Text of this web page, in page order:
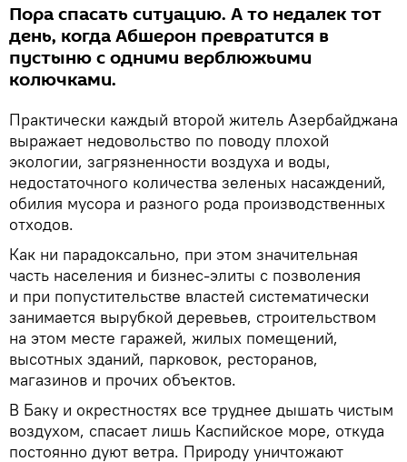
Пора спасать ситуацию. А то недалек тот
день, когда Абшерон превратится в
пустыню с одними верблюжьими
колючками.
Практически каждый второй житель Азербайджана
выражает недовольство по поводу плохой
экологии, загрязненности воздуха и воды,
недостаточного количества зеленых насаждений,
обилия мусора и разного рода производственных
отходов.
Как ни парадоксально, при этом значительная
часть населения и бизнес-элиты с позволения
и при попустительстве властей систематически
занимается вырубкой деревьев, строительством
на этом месте гаражей, жилых помещений,
высотных зданий, парковок, ресторанов,
магазинов и прочих объектов.
В Баку и окрестностях все труднее дышать чистым
воздухом, спасает лишь Каспийское море, откуда
постоянно дуют ветра. Природу уничтожают